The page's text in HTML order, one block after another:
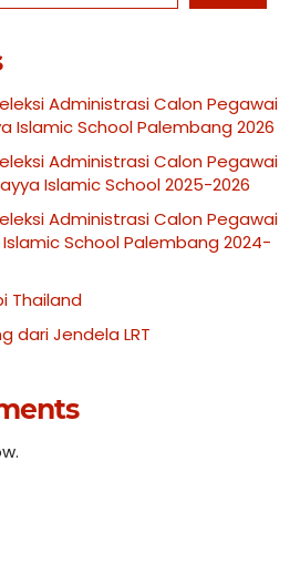
Administrasi Calon Pegawai
Islamic School Palembang 2026
Administrasi Calon Pegawai
Islamic School 2025-2026
Administrasi Calon Pegawai
Islamic School Palembang 2024-
Thailand
dari Jendela LRT